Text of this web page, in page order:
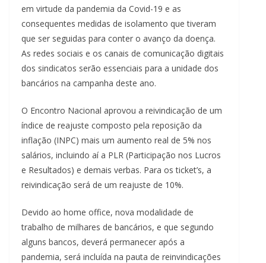
em virtude da pandemia da Covid-19 e as
consequentes medidas de isolamento que tiveram
que ser seguidas para conter o avanço da doença.
As redes sociais e os canais de comunicação digitais
dos sindicatos serão essenciais para a unidade dos
bancários na campanha deste ano.
O Encontro Nacional aprovou a reivindicação de um
índice de reajuste composto pela reposição da
inflação (INPC) mais um aumento real de 5% nos
salários, incluindo aí a PLR (Participação nos Lucros
e Resultados) e demais verbas. Para os ticket’s, a
reivindicação será de um reajuste de 10%.
Devido ao home office, nova modalidade de
trabalho de milhares de bancários, e que segundo
alguns bancos, deverá permanecer após a
pandemia, será incluída na pauta de reinvindicações